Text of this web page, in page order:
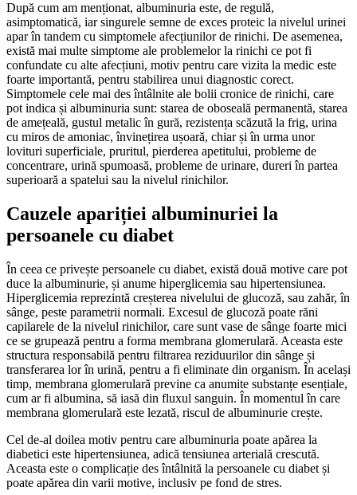
După cum am menționat, albuminuria este, de regulă,
asimptomatică, iar singurele semne de exces proteic la nivelul urinei
apar în tandem cu simptomele afecțiunilor de rinichi. De asemenea,
există mai multe simptome ale problemelor la rinichi ce pot fi
confundate cu alte afecțiuni, motiv pentru care vizita la medic este
foarte importantă, pentru stabilirea unui diagnostic corect.
Simptomele cele mai des întâlnite ale bolii cronice de rinichi, care
pot indica și albuminuria sunt: starea de oboseală permanentă, starea
de amețeală, gustul metalic în gură, rezistența scăzută la frig, urina
cu miros de amoniac, învinețirea ușoară, chiar și în urma unor
lovituri superficiale, pruritul, pierderea apetitului, probleme de
concentrare, urină spumoasă, probleme de urinare, dureri în partea
superioară a spatelui sau la nivelul rinichilor.
Cauzele apariției albuminuriei la
persoanele cu diabet
În ceea ce privește persoanele cu diabet, există două motive care pot
duce la albuminurie, și anume hiperglicemia sau hipertensiunea.
Hiperglicemia reprezintă creșterea nivelului de glucoză, sau zahăr, în
sânge, peste parametrii normali. Excesul de glucoză poate răni
capilarele de la nivelul rinichilor, care sunt vase de sânge foarte mici
ce se grupează pentru a forma membrana glomerulară. Aceasta este
structura responsabilă pentru filtrarea reziduurilor din sânge și
transferarea lor în urină, pentru a fi eliminate din organism. În același
timp, membrana glomerulară previne ca anumite substanțe esențiale,
cum ar fi albumina, să iasă din fluxul sanguin. În momentul în care
membrana glomerulară este lezată, riscul de albuminurie crește.
Cel de-al doilea motiv pentru care albuminuria poate apărea la
diabetici este hipertensiunea, adică tensiunea arterială crescută.
Aceasta este o complicație des întâlnită la persoanele cu diabet și
poate apărea din varii motive, inclusiv pe fond de stres.